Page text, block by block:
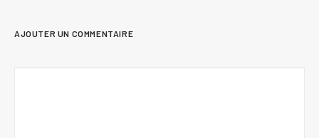
AJOUTER UN COMMENTAIRE